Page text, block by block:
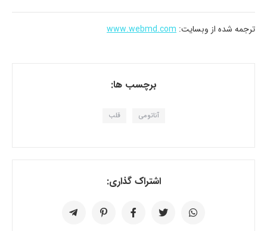
ترجمه شده از وبسایت: www.webmd.com
برچسب ها:
آناتومی قلب
اشتراک گذاری: